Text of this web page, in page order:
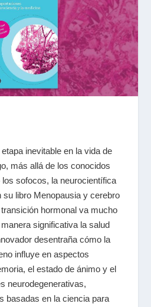
inevitable en la vida de
más allá de los conocidos
sofocos, la neurocientífica
su libro Menopausia y cerebro
hormonal va mucho
significativa la salud
desentraña cómo la
influye en aspectos
el estado de ánimo y el
neurodegenerativas,
basadas en la ciencia para